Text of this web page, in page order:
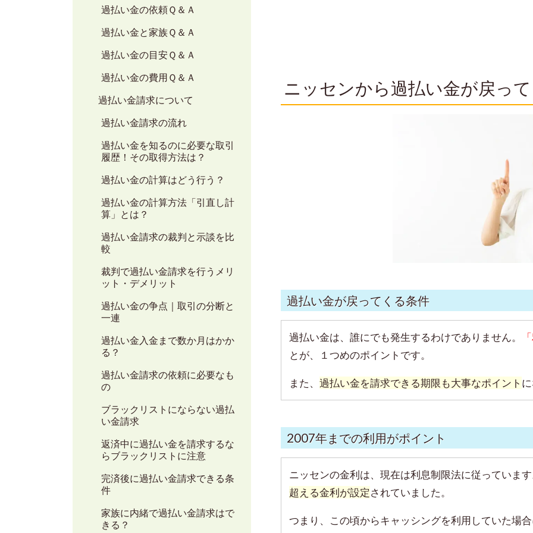
ニッセンから過払い金が戻っ
過払い金が戻ってくる条件
過払い金は、誰にでも発生するわけでありません。
とが、１つめのポイントです。
また、 過払い金を請求できる期限も大事なポイント
2007年までの利用がポイント
ニッセンの金利は、現在は利息制限法に従っていま
超える金利が設定されていました。
つまり、この頃からキャッシングを利用していた場
過払い金の依頼Ｑ＆Ａ
過払い金と家族Ｑ＆Ａ
過払い金の目安Ｑ＆Ａ
過払い金の費用Ｑ＆Ａ
過払い金請求について
過払い金請求の流れ
過払い金を知るのに必要な取引
履歴！その取得方法は？
過払い金の計算はどう行う？
過払い金の計算方法「引直し計
算」とは？
過払い金請求の裁判と示談を比
較
裁判で過払い金請求を行うメリ
ット・デメリット
過払い金の争点｜取引の分断と
一連
過払い金入金まで数か月はかか
る？
過払い金請求の依頼に必要なも
の
ブラックリストにならない過払
い金請求
返済中に過払い金を請求するな
らブラックリストに注意
完済後に過払い金請求できる条
件
家族に内緒で過払い金請求はで
きる？